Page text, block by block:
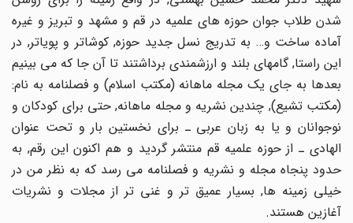
شدن طلاب جوان حوزه هاى علمیه در قم و مشهد و تبریز و غیره
آماده ساخت و… به تدریج نسل جدید حوزه, کوشاتر و پویاتر, در
این راستا, گامهاى بلند و ارزشمندى برداشتند تا آن جا که مى بینیم
بعدها به جاى یک مجله ماهانه (مکتب اسلام) و فصلنامه به نام:
(مکتب تشیع), چندین نشریه و مجله ماهانه, حتى براى کودکان و
نوجوانان و یا به زبان عربى ـ براى نخستین بار و تحت عنوان
الهادى ـ از حوزه علمیه قم منتشر گردید و هم اکنون این رقم, به
حدود پنجاه مجله و نشریه و فصلنامه مى رسد که به نظر من در
خیلى زمینه ها, بسیار عمیق تر و غنى تر از مجلات و نشریات
آغازین هستند.